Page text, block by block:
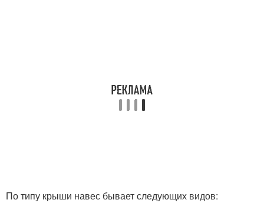
По типу крыши навес бывает следующих видов: